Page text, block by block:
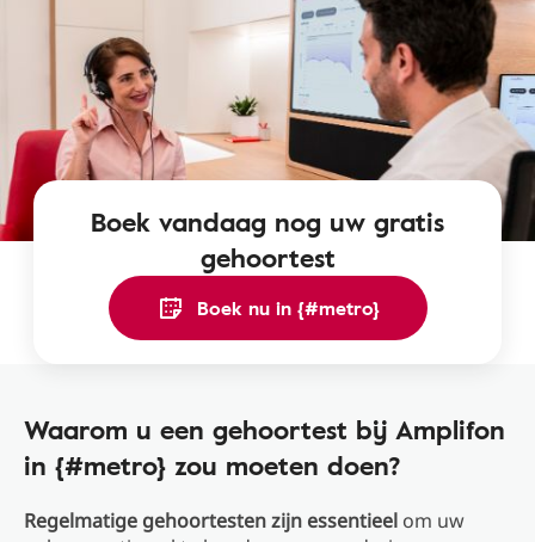
Boek vandaag nog uw gratis
gehoortest
Boek nu in {#metro}
Waarom u een gehoortest bij Amplifon
in {#metro} zou moeten doen?
Regelmatige gehoortesten zijn essentieel om uw